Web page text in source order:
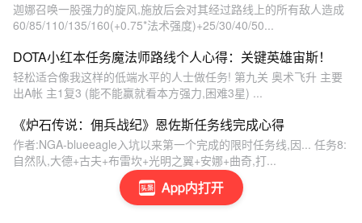
App内打开
迦娜召唤一股强力的旋风,施放后会对其经过路线上的所有敌人造成
60/85/110/135/160(+0.75*法术强度)+25/30/40/50...
DOTA小红本任务魔法师路线个人心得：关键英雄宙斯！
轻松适合像我这样的低端水平的人士做任务! 第九关 奥术飞升 主要
出A帐 主1复3 (能不能赢就看本方强力,困难3星) ...
《炉石传说：佣兵战纪》恩佐斯任务线完成心得
作者:NGA-blueeagle入坑以来第一个完成的限时任务线,因... 任务8:
自然队,大德+古夫+布雷坎+光明之翼+安娜+曲奇,打...